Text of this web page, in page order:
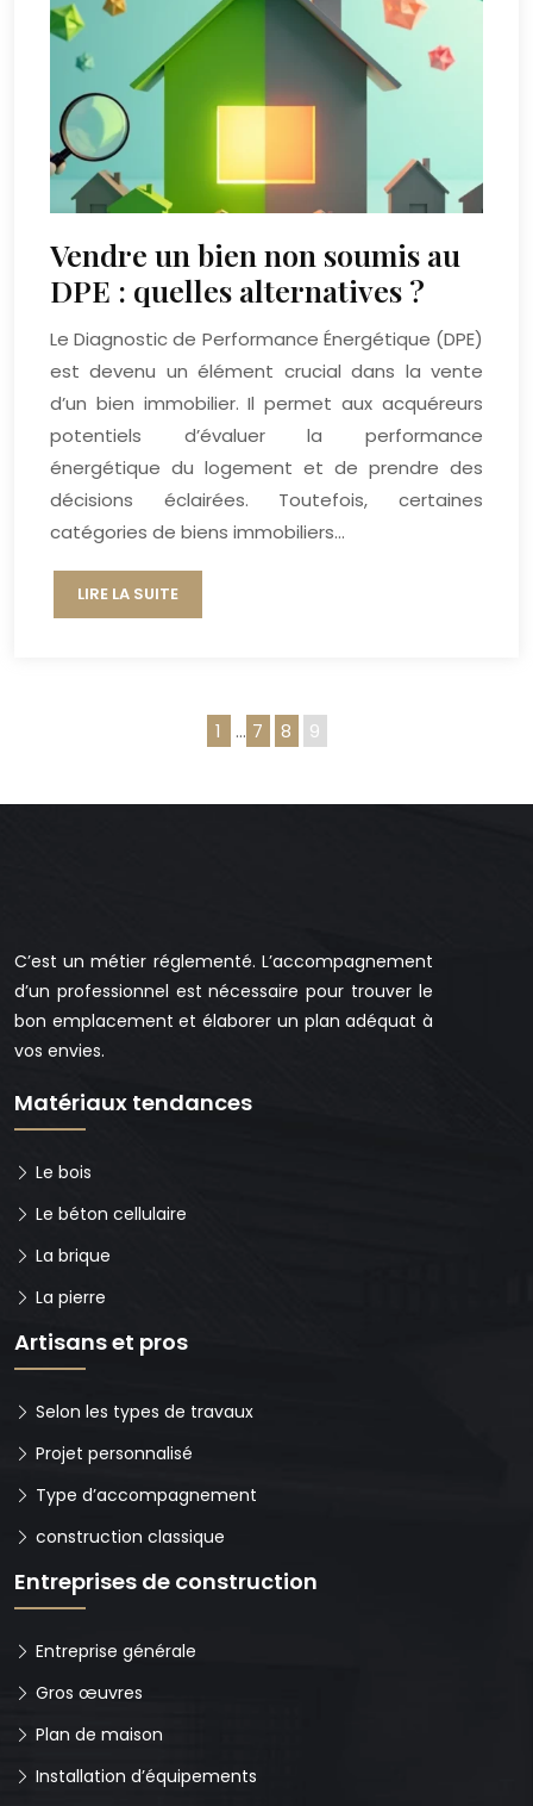
Vendre un bien non soumis au
DPE : quelles alternatives ?
Le Diagnostic de Performance Énergétique (DPE)
est devenu un élément crucial dans la vente
d’un bien immobilier. Il permet aux acquéreurs
potentiels d’évaluer la performance
énergétique du logement et de prendre des
décisions éclairées. Toutefois, certaines
catégories de biens immobiliers…
LIRE LA SUITE
1 … 7 8 9
C’est un métier réglementé. L’accompagnement
d’un professionnel est nécessaire pour trouver le
bon emplacement et élaborer un plan adéquat à
vos envies.
Matériaux tendances
Le bois
Le béton cellulaire
La brique
La pierre
Artisans et pros
Selon les types de travaux
Projet personnalisé
Type d’accompagnement
construction classique
Entreprises de construction
Entreprise générale
Gros œuvres
Plan de maison
Installation d’équipements